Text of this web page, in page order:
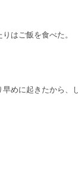
はご飯を食べた。
めに起きたから